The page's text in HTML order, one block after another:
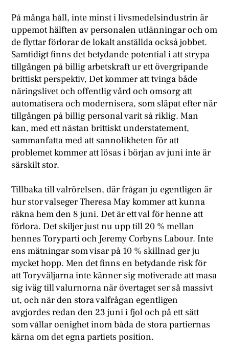
På många håll, inte minst i livsmedelsindustrin är
uppemot hälften av personalen utlänningar och om
de flyttar förlorar de lokalt anställda också jobbet.
Samtidigt finns det betydande potential i att strypa
tillgången på billig arbetskraft ur ett övergripande
brittiskt perspektiv, Det kommer att tvinga både
näringslivet och offentlig vård och omsorg att
automatisera och modernisera, som släpat efter när
tillgången på billig personal varit så riklig. Man
kan, med ett nästan brittiskt understatement,
sammanfatta med att sannolikheten för att
problemet kommer att lösas i början av juni inte är
särskilt stor.
Tillbaka till valrörelsen, där frågan ju egentligen är
hur stor valseger Theresa May kommer att kunna
räkna hem den 8 juni. Det är ett val för henne att
förlora. Det skiljer just nu upp till 20 % mellan
hennes Toryparti och Jeremy Corbyns Labour. Inte
ens mätningar som visar på 10 % skillnad ger ju
mycket hopp. Men det finns en betydande risk för
att Toryväljarna inte känner sig motiverade att masa
sig iväg till valurnorna när övertaget ser så massivt
ut, och när den stora valfrågan egentligen
avgjordes redan den 23 juni i fjol och på ett sätt
som vållar oenighet inom båda de stora partiernas
kärna om det egna partiets position.